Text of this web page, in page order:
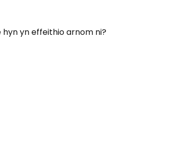
yn effeithio arnom ni?